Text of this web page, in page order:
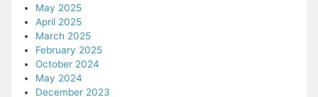
May 2025
April 2025
March 2025
February 2025
October 2024
May 2024
December 2023